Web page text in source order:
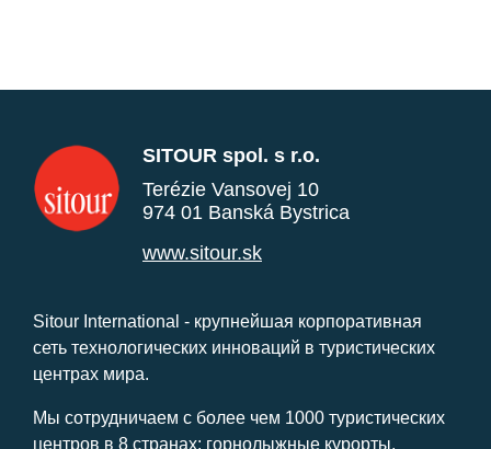
SITOUR spol. s r.o.
Terézie Vansovej 10
974 01 Banská Bystrica
www.sitour.sk
Sitour International - крупнейшая корпоративная
сеть технологических инноваций в туристических
центрах мира.
Мы сотрудничаем с более чем 1000 туристических
центров в 8 странах: горнолыжные курорты,